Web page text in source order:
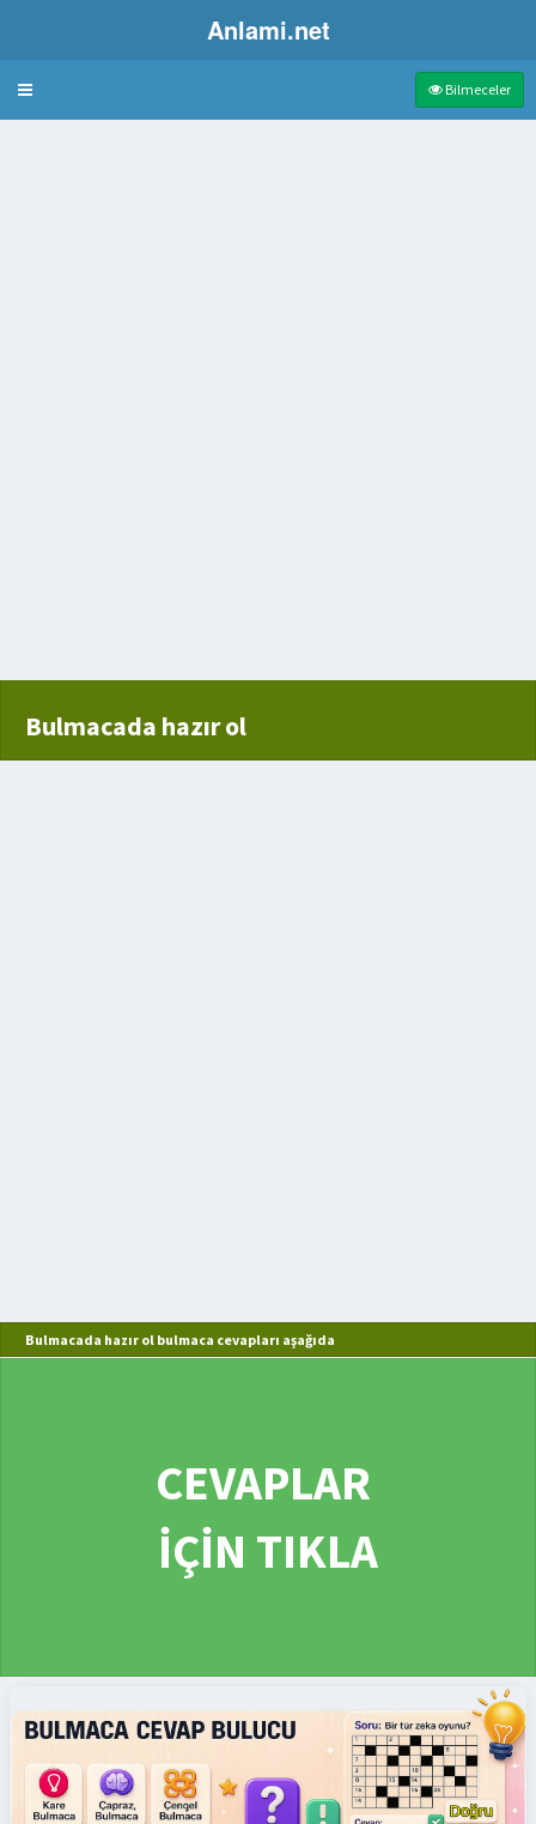
Anlami.net
Bulmaca Bilmeceler
Bulmacada hazır ol
Bulmacada hazır ol bulmaca cevapları aşağıda
CEVAPLAR
İÇİN TIKLA